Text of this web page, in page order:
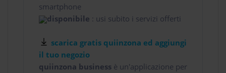
smartphone
disponibile : usi subito i servizi offerti
scarica gratis quiinzona ed aggiungi
il tuo negozio
quiinzona business è un'applicazione per